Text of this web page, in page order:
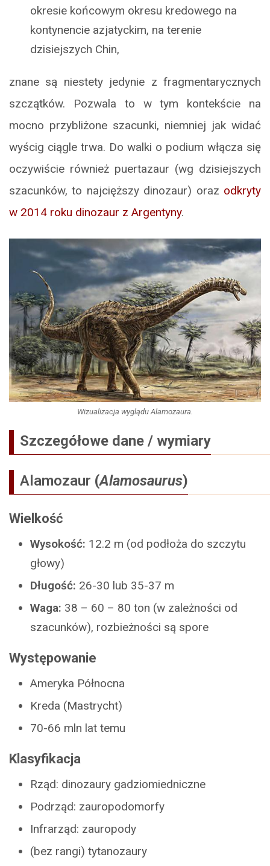
okresie końcowym okresu kredowego na
kontynencie azjatyckim, na terenie
dzisiejszych Chin,
znane są niestety jedynie z fragmentarycznych
szczątków. Pozwala to w tym kontekście na
mocno przybliżone szacunki, niemniej jak widać
wyścig ciągle trwa. Do walki o podium włącza się
oczywiście również puertazaur (wg dzisiejszych
szacunków, to najcięższy dinozaur) oraz odkryty
w 2014 roku dinozaur z Argentyny.
Wizualizacja wyglądu Alamozaura.
Szczegółowe dane / wymiary
Alamozaur (Alamosaurus)
Wielkość
Wysokość: 12.2 m (od podłoża do szczytu
głowy)
Długość: 26-30 lub 35-37 m
Waga: 38 – 60 – 80 ton (w zależności od
szacunków), rozbieżności są spore
Występowanie
Ameryka Północna
Kreda (Mastrycht)
70-66 mln lat temu
Klasyfikacja
Rząd: dinozaury gadziomiedniczne
Podrząd: zauropodomorfy
Infrarząd: zauropody
(bez rangi) tytanozaury